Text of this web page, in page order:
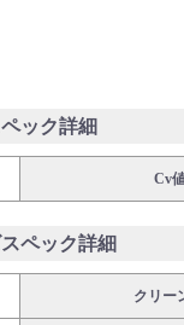
ック詳細
Cv
ペック詳細
クリー